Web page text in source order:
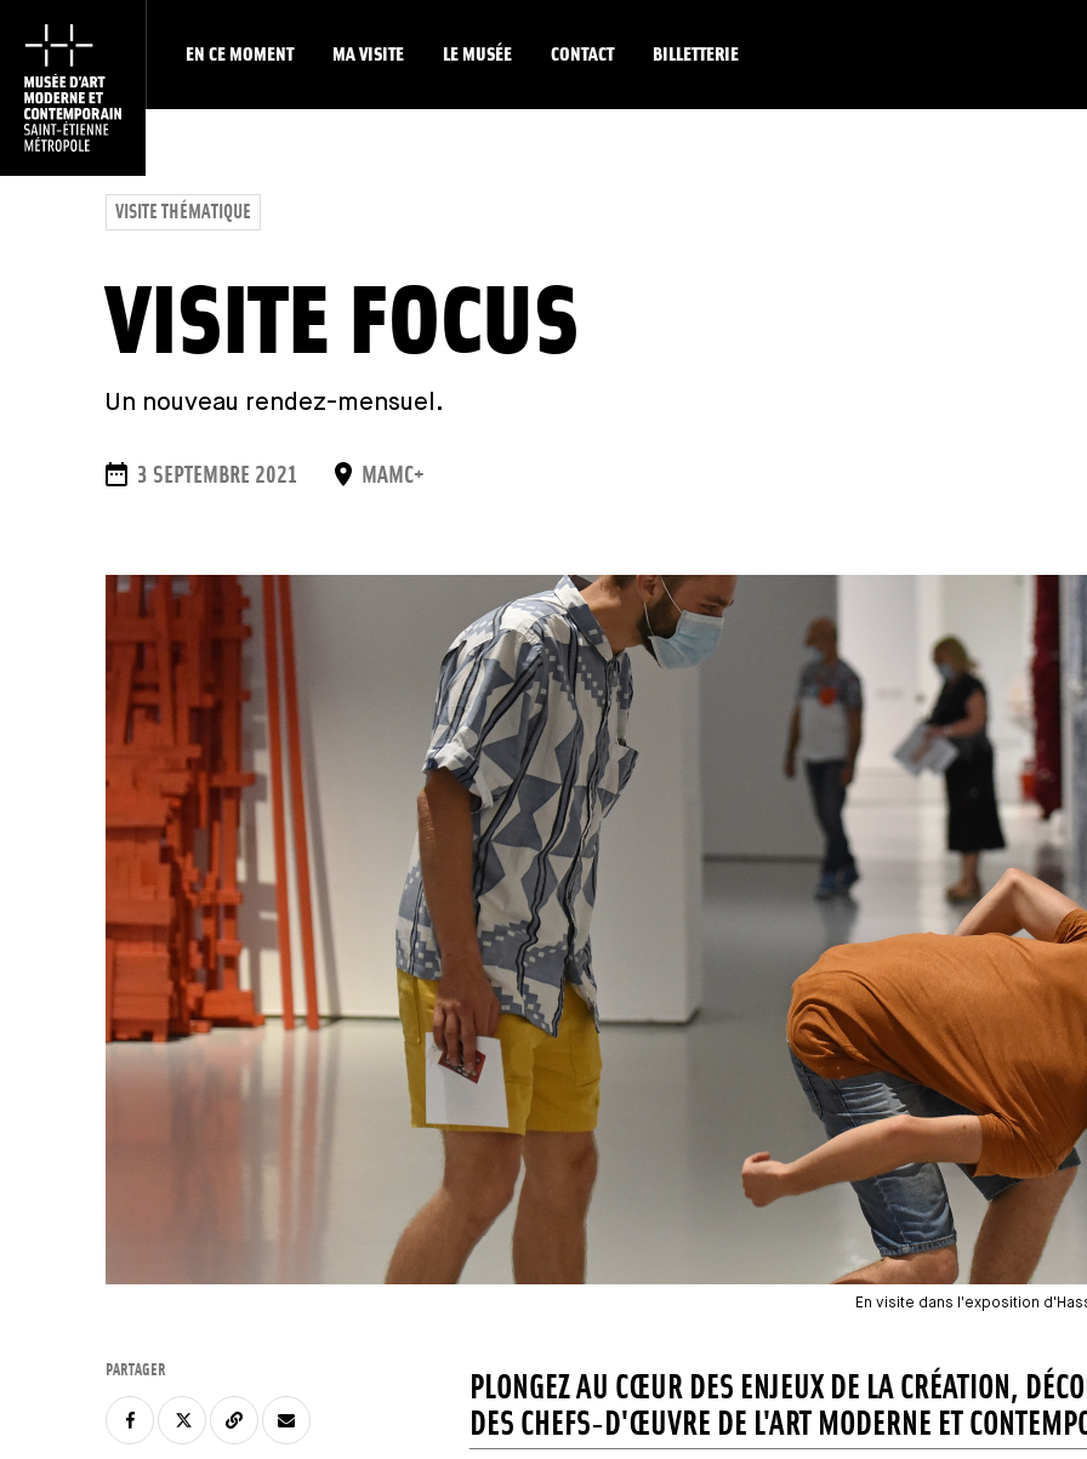
EN CE MOMENT MA VISITE LE MUSÉE CONTACT BILLETTERIE
VISITE THÉMATIQUE
VISITE FOCUS
Un nouveau rendez-mensuel.
DATES
3 SEPTEMBRE 2021 LIEU
MAMC+
En visite dans l'exposition
PLONGEZ AU CŒUR DES ENJEUX DE LA CRÉATION,
DES CHEFS-D'ŒUVRE DE L'ART MODERNE ET
PARTAGER